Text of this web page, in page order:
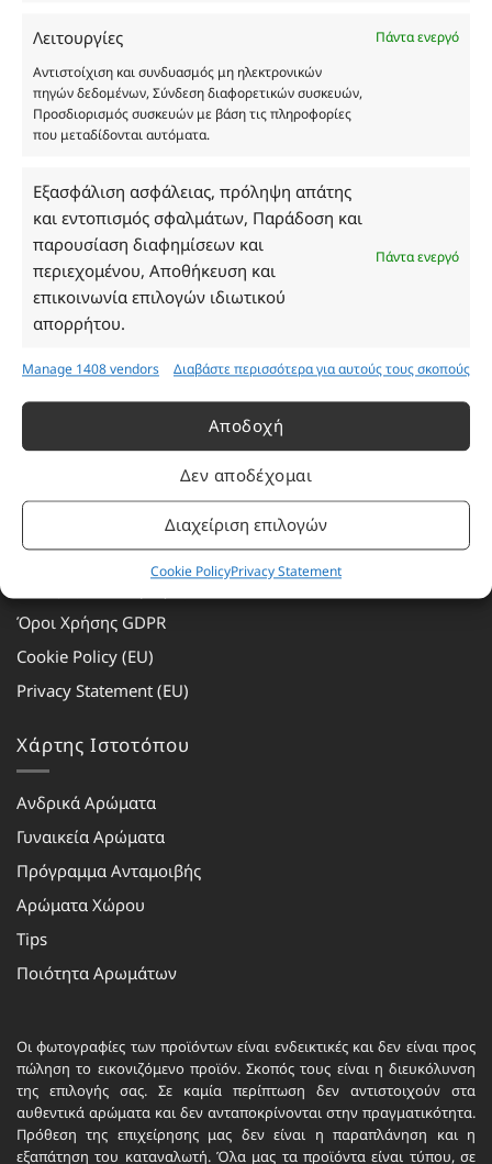
Λειτουργίες
Πάντα ενεργό
Αντιστοίχιση και συνδυασμός μη ηλεκτρονικών
πηγών δεδομένων, Σύνδεση διαφορετικών συσκευών,
Προσδιορισμός συσκευών με βάση τις πληροφορίες
που μεταδίδονται αυτόματα.
Εξασφάλιση ασφάλειας, πρόληψη απάτης
και εντοπισμός σφαλμάτων, Παράδοση και
παρουσίαση διαφημίσεων και
περιεχομένου, Αποθήκευση και
επικοινωνία επιλογών ιδιωτικού
απορρήτου.
Πάντα ενεργό
Manage 1408 vendors Διαβάστε περισσότερα για αυτούς τους σκοπούς
Αποδοχή
Δεν αποδέχομαι
Διαχείριση επιλογών
Cookie PolicyPrivacy Statement
Ωράριο Καταστήματος
Τρίτη: 08:30–16:30
Τετάρτη: 08:30–16:30
Πέμπτη: 08:30–16:30
Παρασκευή: 08:30–16:30
Σάββατο - Κυριακή: Κλειστά
Πληροφορίες
Πρόγραμμα Ανταμοιβής
Τρόποι Αποστολής
Όροι Χρήσης GDPR
Cookie Policy (EU)
Privacy Statement (EU)
Χάρτης Ιστοτόπου
Ανδρικά Αρώματα
Γυναικεία Αρώματα
Πρόγραμμα Ανταμοιβής
Αρώματα Χώρου
Tips
Ποιότητα Αρωμάτων
Οι φωτογραφίες των προϊόντων είναι ενδεικτικές και δεν είναι προς
πώληση το εικονιζόμενο προϊόν. Σκοπός τους είναι η διευκόλυνση
της επιλογής σας. Σε καμία περίπτωση δεν αντιστοιχούν στα
αυθεντικά αρώματα και δεν ανταποκρίνονται στην πραγματικότητα.
Πρόθεση της επιχείρησης μας δεν είναι η παραπλάνηση και η
εξαπάτηση του καταναλωτή. Όλα μας τα προϊόντα είναι τύπου, σε